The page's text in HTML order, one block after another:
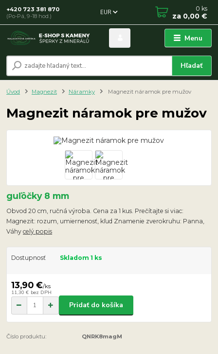
Menu
EUR
Hľadať
+420 723 381 870
(Po-Pá, 9-18 hod.)
0 ks
za 0,00 €
Úvod Magnezit Náramky Magnezit náramok pre mužov
Magnezit náramok pre mužov
guľôčky 8 mm
Obvod 20 cm, ručná výroba. Cena za 1 kus. Prečítajte si viac:
Magnezit: rozum, umiernenosť, kľud Znamenie zverokruhu: Panna,
Váhycelý popis
Dostupnosť Skladom 1 ks
13,90 €/ks
11,30 € bez DPH
Pridať do košíka
Číslo produktu: QNRK8magM